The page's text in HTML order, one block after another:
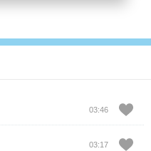
03:46
03:17